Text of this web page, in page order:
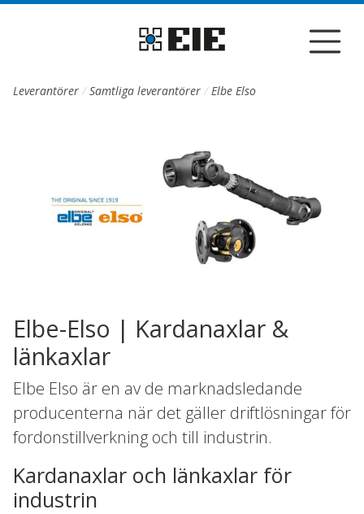
Till sidans huvudinnehåll
Leverantörer Samtliga leverantörer Elbe Elso
Elbe-Elso | Kardanaxlar &
länkaxlar
Elbe Elso är en av de marknadsledande
producenterna när det gäller driftlösningar för
fordonstillverkning och till industrin.
Kardanaxlar och länkaxlar för
industrin